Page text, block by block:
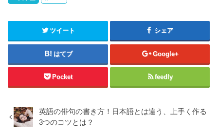
ツイート シェア
はてブ Google+
Pocket feedly
英語の俳句の書き方！日本語とは違う、上手く作る
3つのコツとは？